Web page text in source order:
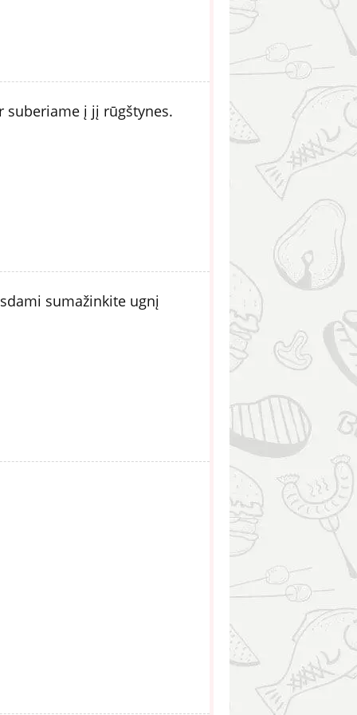
į jį rūgštynes.
sumažinkite ugnį